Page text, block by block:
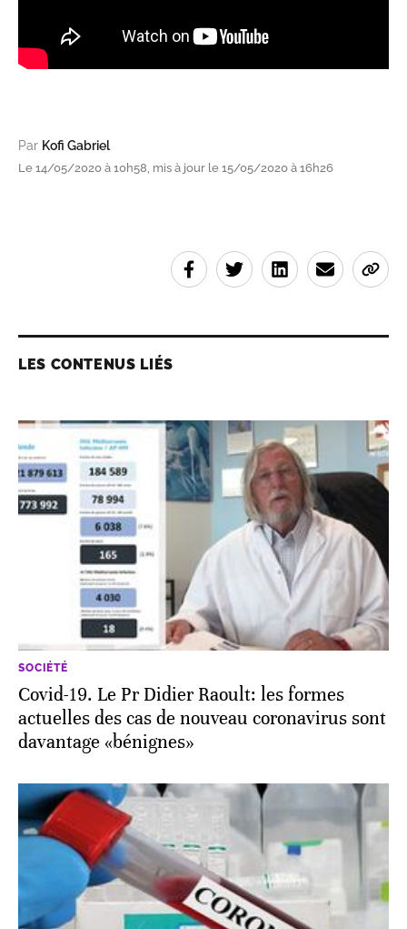
Par Kofi Gabriel
Le 14/05/2020 à 10h58, mis à jour le 15/05/2020 à 16h26
LES CONTENUS LIÉS
SOCIÉTÉ
Covid-19. Le Pr Didier Raoult: les formes
actuelles des cas de nouveau coronavirus sont
davantage «bénignes»